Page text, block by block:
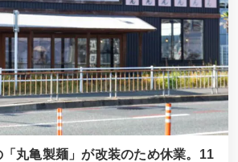
丸亀製麺」が改装のため休業。11